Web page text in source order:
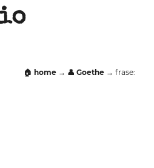
🏠 home → 👤 Goethe → frase: